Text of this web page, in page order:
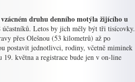
druhu denního motýla žijícího u
Letos by jich měly být tři tisícovky.
přes Olešnou (53 kilometrů) až po
postavit jednotlivci, rodiny, včetně miminek
května a registrace bude jen v on-line